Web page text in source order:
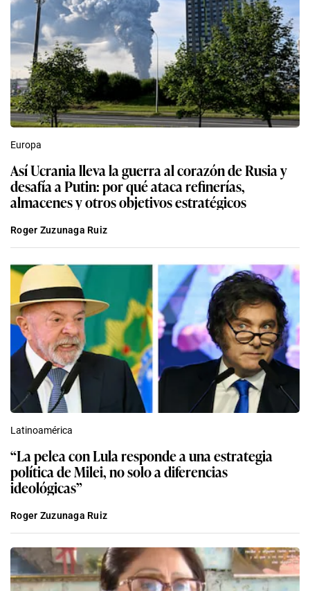
Europa
Así Ucrania lleva la guerra al corazón de Rusia y
desafía a Putin: por qué ataca refinerías,
almacenes y otros objetivos estratégicos
Roger Zuzunaga Ruiz
Latinoamérica
“La pelea con Lula responde a una estrategia
política de Milei, no solo a diferencias
ideológicas”
Roger Zuzunaga Ruiz